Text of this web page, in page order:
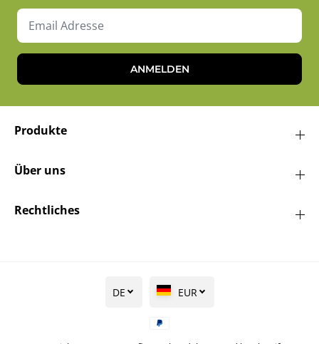
ANMELDEN
Produkte
Über uns
Rechtliches
DE EUR